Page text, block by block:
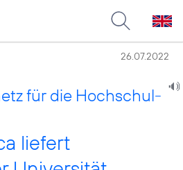
26.07.2022
für die Hochschul-
liefert